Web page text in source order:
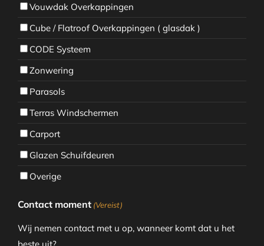
Vouwdak Overkappingen
Cube / Flatroof Overkappingen ( glasdak )
CODE Systeem
Zonwering
Parasols
Terras Windschermen
Carport
Glazen Schuifdeuren
Overige
Contact moment (Vereist)
Wij nemen contact met u op, wanneer komt dat u het